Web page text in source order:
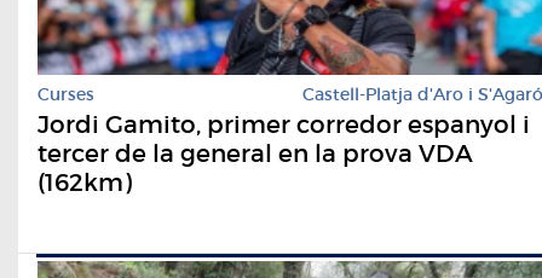
Curses Castell-Platja d'Aro i S'Agaró
Jordi Gamito, primer corredor espanyol i
tercer de la general en la prova VDA
(162km)